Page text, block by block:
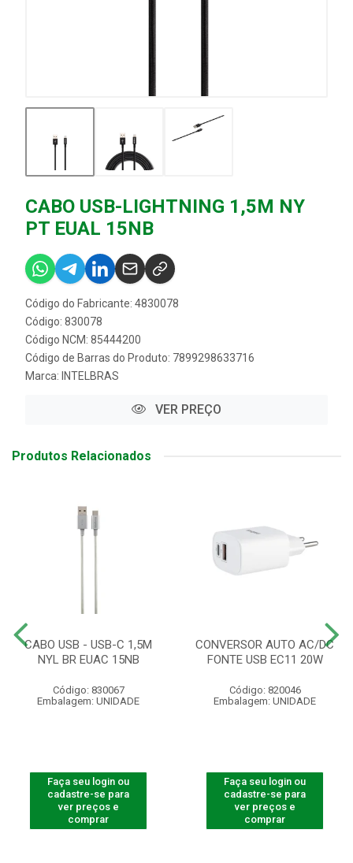
CABO USB-LIGHTNING 1,5M NY
PT EUAL 15NB
Código do Fabricante: 4830078
Código: 830078
Código NCM: 85444200
Código de Barras do Produto: 7899298633716
Marca: INTELBRAS
VER PREÇO
Produtos Relacionados
CABO USB - USB-C 1,5M
NYL BR EUAC 15NB
Código: 830067
Embalagem: UNIDADE
Faça seu login ou
cadastre-se para
ver preços e
comprar
CONVERSOR AUTO AC/DC
FONTE USB EC11 20W
Código: 820046
Embalagem: UNIDADE
Faça seu login ou
cadastre-se para
ver preços e
comprar